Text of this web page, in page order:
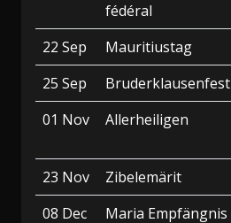
fédéral
22 Sep Mauritiustag
25 Sep
Bruderklausenfest
01 Nov
Allerheiligen
23 Nov
Zibelemärit
08 Dec
Maria Empfängnis